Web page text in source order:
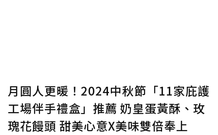
月圓人更暖！2024中秋節「11家庇護
工場伴手禮盒」推薦 奶皇蛋黃酥、玫
瑰花饅頭 甜美心意X美味雙倍奉上